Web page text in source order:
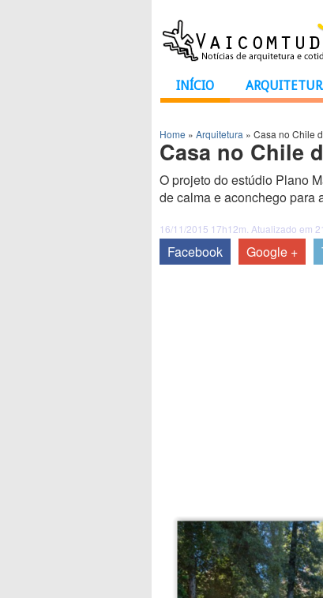
INÍCIO
Home » Arquitetura » Casa no Chile
Casa no Chile
O projeto do estúdio Plano
de calma e aconchego para
16/11/2015 17h12m. Atualizado em
Facebook Google +